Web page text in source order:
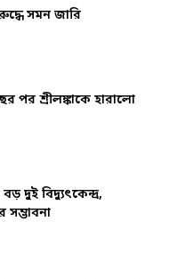
সমন জারি
পর শ্রীলঙ্কাকে হারালো
দুই বিদ্যুৎকেন্দ্র,
সম্ভাবনা